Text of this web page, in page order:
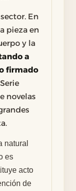
En
pieza en
y la
a
firmado
novelas
natural
es
acto
de